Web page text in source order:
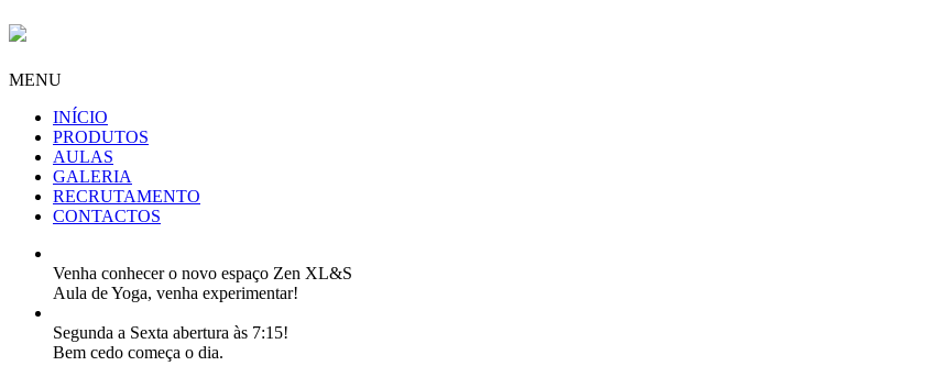
MENU
INÍCIO
PRODUTOS
AULAS
GALERIA
RECRUTAMENTO
CONTACTOS
Venha conhecer o novo espaço Zen XL&S
Aula de Yoga, venha experimentar!
Segunda a Sexta abertura às 7:15!
Bem cedo começa o dia.